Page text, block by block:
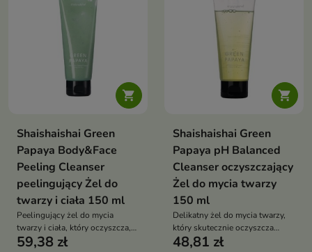

Shaishaishai Green
Papaya Body&Face
Peeling Cleanser
peelingujący Żel do
twarzy i ciała 150 ml
Peelingujący żel do mycia
twarzy i ciała, który oczyszcza,
wygładza skórę i pomaga
59,38 zł

Shaishaishai Green
Papaya pH Balanced
Cleanser oczyszczający
Żel do mycia twarzy
150 ml
Delikatny żel do mycia twarzy,
który skutecznie oczyszcza
skórę, wygładza ją i przywraca
48,81 zł